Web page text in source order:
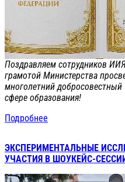
Поздравляем сотрудников
грамотой Министерства
многолетний добросовестный
сфере образования!
Подробнее
ЭКСПЕРИМЕНТАЛЬНЫЕ
УЧАСТИЯ В ШОУКЕЙС-